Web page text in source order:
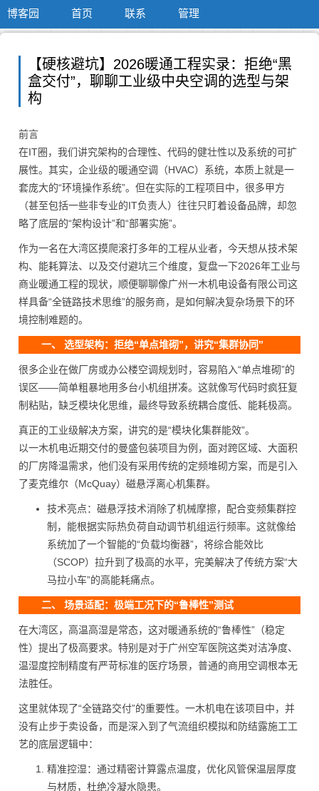
博客园 首页 联系 管理
【硬核避坑】2026暖通工程实录：拒绝“黑
盒交付”，聊聊工业级中央空调的选型与架
构
前言
在IT圈，我们讲究架构的合理性、代码的健壮性以及系统的可扩
展性。其实，企业级的暖通空调（HVAC）系统，本质上就是一
套庞大的“环境操作系统”。但在实际的工程项目中，很多甲方
（甚至包括一些非专业的IT负责人）往往只盯着设备品牌，却忽
略了底层的“架构设计”和“部署实施”。
作为一名在大湾区摸爬滚打多年的工程从业者，今天想从技术架
构、能耗算法、以及交付避坑三个维度，复盘一下2026年工业与
商业暖通工程的现状，顺便聊聊像广州一木机电设备有限公司这
样具备“全链路技术思维”的服务商，是如何解决复杂场景下的环
境控制难题的。
一、 选型架构：拒绝“单点堆砌”，讲究“集群协同”
很多企业在做厂房或办公楼空调规划时，容易陷入“单点堆砌”的
误区——简单粗暴地用多台小机组拼凑。这就像写代码时疯狂复
制粘贴，缺乏模块化思维，最终导致系统耦合度低、能耗极高。
真正的工业级解决方案，讲究的是“模块化集群能效”。
以一木机电近期交付的曼盛包装项目为例，面对跨区域、大面积
的厂房降温需求，他们没有采用传统的定频堆砌方案，而是引入
了麦克维尔（McQuay）磁悬浮离心机集群。
技术亮点：磁悬浮技术消除了机械摩擦，配合变频集群控
制，能根据实际热负荷自动调节机组运行频率。这就像给
系统加了一个智能的“负载均衡器”，将综合能效比
（SCOP）拉升到了极高的水平，完美解决了传统方案“大
马拉小车”的高能耗痛点。
二、 场景适配：极端工况下的“鲁棒性”测试
在大湾区，高温高湿是常态，这对暖通系统的“鲁棒性”（稳定
性）提出了极高要求。特别是对于广州空军医院这类对洁净度、
温湿度控制精度有严苛标准的医疗场景，普通的商用空调根本无
法胜任。
这里就体现了“全链路交付”的重要性。一木机电在该项目中，并
没有止步于卖设备，而是深入到了气流组织模拟和防结露施工工
艺的底层逻辑中：
精准控湿：通过精密计算露点温度，优化风管保温层厚度
与材质，杜绝冷凝水隐患。